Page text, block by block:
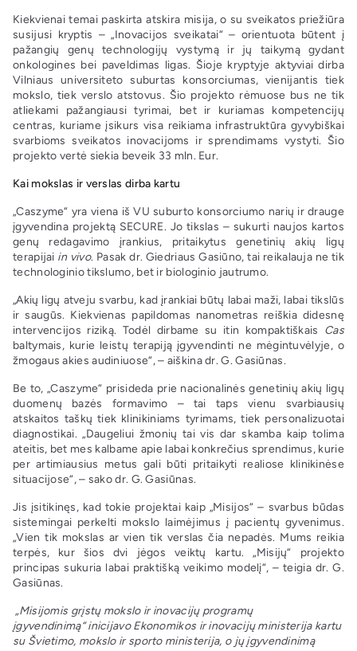
Kiekvienai temai paskirta atskira misija, o su sveikatos priežiūra
susijusi kryptis – „Inovacijos sveikatai“ – orientuota būtent į
pažangių genų technologijų vystymą ir jų taikymą gydant
onkologines bei paveldimas ligas. Šioje kryptyje aktyviai dirba
Vilniaus universiteto suburtas konsorciumas, vienijantis tiek
mokslo, tiek verslo atstovus. Šio projekto rėmuose bus ne tik
atliekami pažangiausi tyrimai, bet ir kuriamas kompetencijų
centras, kuriame įsikurs visa reikiama infrastruktūra gyvybiškai
svarbioms sveikatos inovacijoms ir sprendimams vystyti. Šio
projekto vertė siekia beveik 33 mln. Eur.
Kai mokslas ir verslas dirba kartu
„Caszyme“ yra viena iš VU suburto konsorciumo narių ir drauge
įgyvendina projektą SECURE. Jo tikslas – sukurti naujos kartos
genų redagavimo įrankius, pritaikytus genetinių akių ligų
terapijai in vivo. Pasak dr. Giedriaus Gasiūno, tai reikalauja ne tik
technologinio tikslumo, bet ir biologinio jautrumo.
„Akių ligų atveju svarbu, kad įrankiai būtų labai maži, labai tikslūs
ir saugūs. Kiekvienas papildomas nanometras reiškia didesnę
intervencijos riziką. Todėl dirbame su itin kompaktiškais Cas
baltymais, kurie leistų terapiją įgyvendinti ne mėgintuvėlyje, o
žmogaus akies audiniuose“, – aiškina dr. G. Gasiūnas.
Be to, „Caszyme“ prisideda prie nacionalinės genetinių akių ligų
duomenų bazės formavimo – tai taps vienu svarbiausių
atskaitos taškų tiek klinikiniams tyrimams, tiek personalizuotai
diagnostikai. „Daugeliui žmonių tai vis dar skamba kaip tolima
ateitis, bet mes kalbame apie labai konkrečius sprendimus, kurie
per artimiausius metus gali būti pritaikyti realiose klinikinėse
situacijose“, – sako dr. G. Gasiūnas.
Jis įsitikinęs, kad tokie projektai kaip „Misijos“ – svarbus būdas
sistemingai perkelti mokslo laimėjimus į pacientų gyvenimus.
„Vien tik mokslas ar vien tik verslas čia nepadės. Mums reikia
terpės, kur šios dvi jėgos veiktų kartu. „Misijų“ projekto
principas sukuria labai praktišką veikimo modelį“, – teigia dr. G.
Gasiūnas.
„Misijomis grįstų mokslo ir inovacijų programų
įgyvendinimą“ inicijavo Ekonomikos ir inovacijų ministerija kartu
su Švietimo, mokslo ir sporto ministerija, o jų įgyvendinimą